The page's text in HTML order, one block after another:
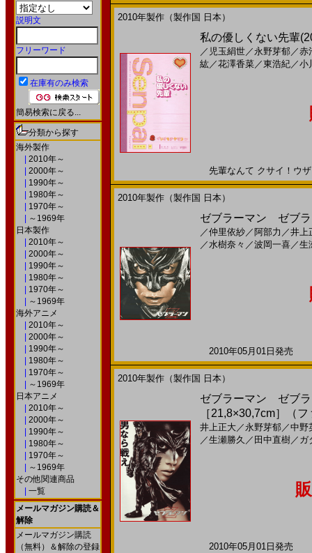
説明文
フリーワード
在庫有のみ検索
簡易検索に戻る...
分類から探す
海外製作
2010年～
2000年～
1990年～
1980年～
1970年～
～1969年
日本製作
2010年～
2000年～
1990年～
1980年～
1970年～
～1969年
海外アニメ
2010年～
2000年～
1990年～
1980年～
1970年～
～1969年
日本アニメ
2010年～
2000年～
1990年～
1980年～
1970年～
～1969年
その他関連商品
一覧
メールマガジン購読＆
解除
メールマガジン購読
（無料）＆解除の登録
2010年製作（製作国 日本）
私の優しくない先輩
／ 児玉絹世／永野芽郁／赤
紘／花澤香菜／東浩紀／小
先輩なんて クサイ！ウ
2010年製作（製作国 日本）
ゼブラーマン ゼブラ
／仲里依紗／ 阿部力 ／井上
／水樹奈々 ／波岡一喜／生
2010年05月01日発売
2010年製作（製作国 日本）
ゼブラーマン ゼブラ
［21,8×30,7cm］（
井上正大／永野芽郁／中野
／生瀬勝久 ／ 田中直樹／ ガ
2010年05月01日発売